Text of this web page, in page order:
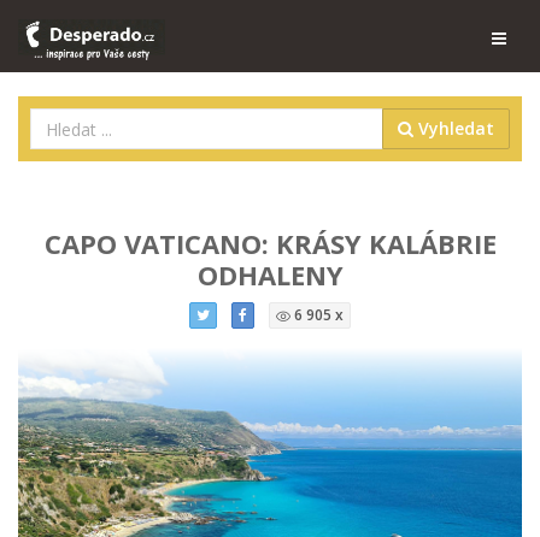
Vyhledat
CAPO VATICANO: KRÁSY KALÁBRIE
ODHALENY
6 905 x